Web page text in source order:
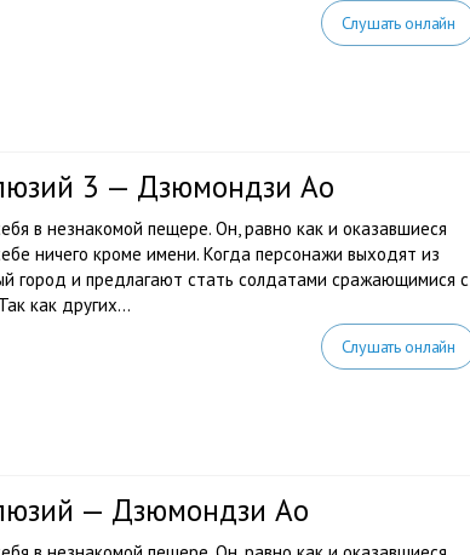
Слушать онлайн
3 — Дзюмондзи Ао
в незнакомой пещере. Он, равно как и оказавшиеся
ничего кроме имени. Когда персонажи выходят из
город и предлагают стать солдатами сражающимися с
как других...
Слушать онлайн
— Дзюмондзи Ао